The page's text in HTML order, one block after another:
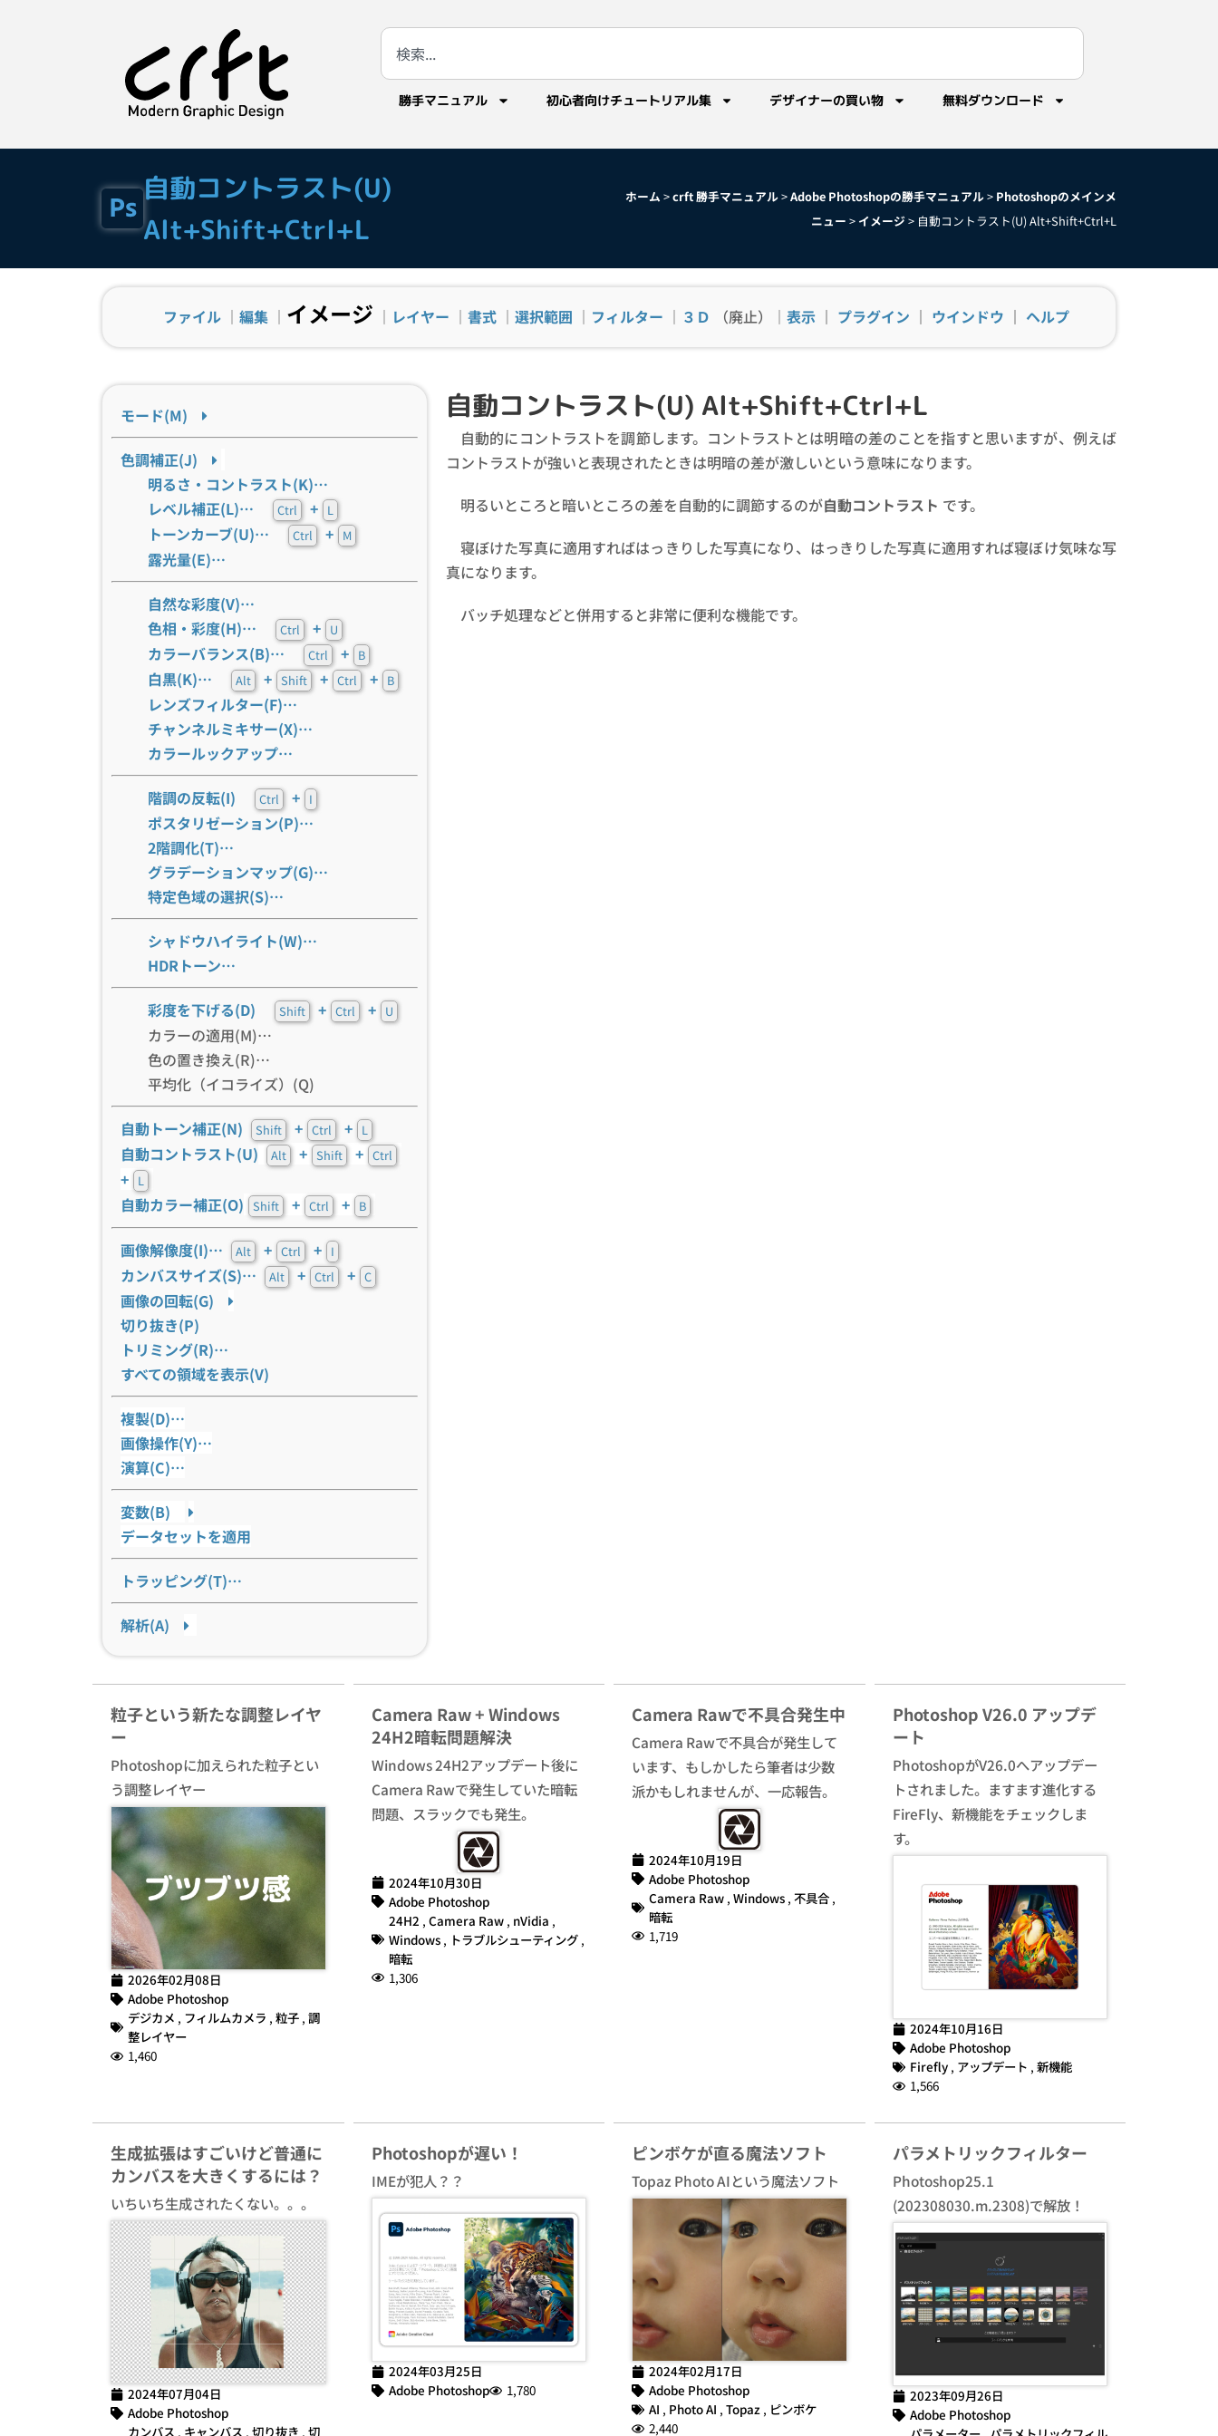
勝手マニュアル 初心者向けチュートリアル集 デザイナーの買い物 無料ダウンロード
自動コントラスト(U)
Alt+Shift+Ctrl+L
ホーム >crft 勝手マニュアル>Adobe Photoshopの勝手マニュアル> Photoshopのメインメ
ニュー > イメージ > 自動コントラスト(U) Alt+Shift+Ctrl+L
ファイル ｜ 編集 ｜ イメージ ｜ レイヤー ｜ 書式 ｜ 選択範囲 ｜ フィルター ｜ ３Ｄ （廃止）｜ 表示 ｜ プラグイン ｜ ウインドウ ｜ ヘルプ
モード(M)
色調補正(J)
明るさ・コントラスト(K)…
レベル補正(L)…
Ctrl + L
トーンカーブ(U)… Ctrl + M
露光量(E)…
自然な彩度(V)…
色相・彩度(H)…
Ctrl + U
カラーバランス(B)… Ctrl + B
白黒(K)… Alt + Shift + Ctrl + B
レンズフィルター(F)…
チャンネルミキサー(X)…
カラールックアップ…
階調の反転(I) Ctrl + I
ポスタリゼーション(P)…
2階調化(T)…
グラデーションマップ(G)…
特定色域の選択(S)…
シャドウハイライト(W)…
HDRトーン…
彩度を下げる(D) Shift + Ctrl + U
カラーの適用(M)…
色の置き換え(R)…
平均化（イコライズ）(Q)
自動トーン補正(N) Shift + Ctrl + L
自動コントラスト(U) Alt + Shift + Ctrl
+ L
自動カラー補正(O) Shift + Ctrl + B
画像解像度(I)… Alt + Ctrl + I
カンバスサイズ(S)… Alt + Ctrl + C
画像の回転(G)
切り抜き(P)
トリミング(R)…
すべての領域を表示(V)
複製(D)…
画像操作(Y)…
演算(C)…
変数(B)
データセットを適用
トラッピング(T)…
解析(A)
自動コントラスト(U) Alt+Shift+Ctrl+L
自動的にコントラストを調節します。コントラストとは明暗の差のことを指すと思いますが、例えば
コントラストが強いと表現されたときは明暗の差が激しいという意味になります。
明るいところと暗いところの差を自動的に調節するのが自動コントラスト です。
寝ぼけた写真に適用すればはっきりした写真になり、はっきりした写真に適用すれば寝ぼけ気味な写
真になります。
バッチ処理などと併用すると非常に便利な機能です。
粒子という新たな調整レイヤ
ー
Photoshopに加えられた粒子とい
う調整レイヤー
2026年02月08日
Adobe Photoshop
デジカメ , フィルムカメラ , 粒子 , 調
整レイヤー
1,460
Camera Raw + Windows
24H2暗転問題解決
Windows 24H2アップデート後に
Camera Rawで発生していた暗転
問題、スラックでも発生。
2024年10月30日
Adobe Photoshop
24H2 , Camera Raw, nVidia ,
Windows, トラブルシューティング,
暗転
1,306
Camera Rawで不具合発生中
Camera Rawで不具合が発生して
います、もしかしたら筆者は少数
派かもしれませんが、一応報告。
2024年10月19日
Adobe Photoshop
Camera Raw , Windows , 不具合 ,
暗転
1,719
Photoshop V26.0 アップデ
ート
PhotoshopがV26.0へアップデー
トされました。ますます進化する
FireFly、新機能をチェックしま
す。
2024年10月16日
Adobe Photoshop
Firefly, アップデート , 新機能
1,566
生成拡張はすごいけど普通に
カンバスを大きくするには？
いちいち生成されたくない。。。
2024年07月04日
Adobe Photoshop
カンバス , キャンバス , 切り抜き , 切
Photoshopが遅い！
IMEが犯人？？
2024年03月25日
Adobe Photoshop
1,780
ピンボケが直る魔法ソフト
Topaz Photo AIという魔法ソフト
2024年02月17日
Adobe Photoshop
AI , Photo AI , Topaz , ピンボケ
2,440
パラメトリックフィルター
Photoshop25.1
(202308030.m.2308)で解放！
2023年09月26日
Adobe Photoshop